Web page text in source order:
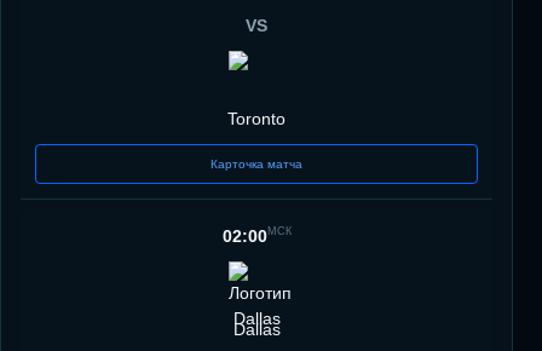
VS
Toronto
Карточка матча
02:00МСК
Dallas